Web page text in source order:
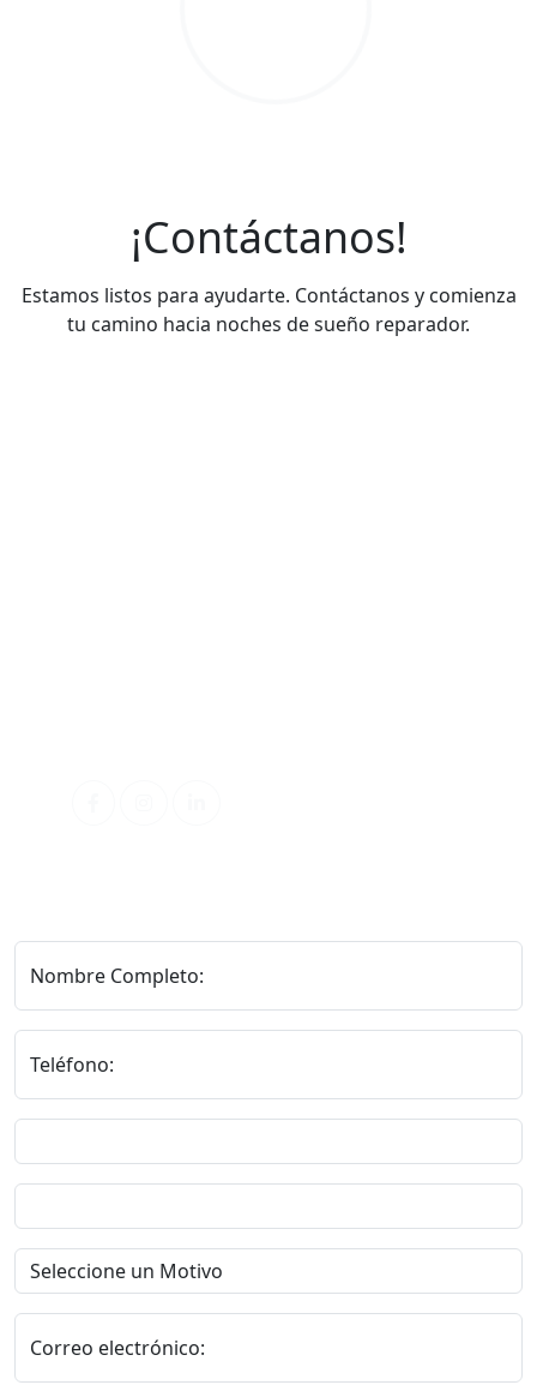
¡Contáctanos!
Estamos listos para ayudarte. Contáctanos y comienza
tu camino hacia noches de sueño reparador.
Nombre Completo:
Teléfono:
Correo electrónico: